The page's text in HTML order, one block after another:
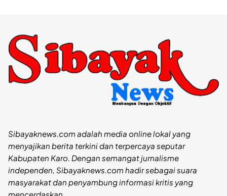
Sibayaknews.com adalah media online lokal yang
menyajikan berita terkini dan terpercaya seputar
Kabupaten Karo. Dengan semangat jurnalisme
independen, Sibayaknews.com hadir sebagai suara
masyarakat dan penyambung informasi kritis yang